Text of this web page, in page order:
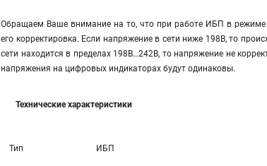
Обращаем Ваше внимание на то, что при работе ИБП в режиме
его корректировка. Если напряжение в сети ниже 198В, то
сети находится в пределах 198В…242В, то напряжение не
напряжения на цифровых индикаторах будут одинаковы.
Технические характеристики
Тип ИБП